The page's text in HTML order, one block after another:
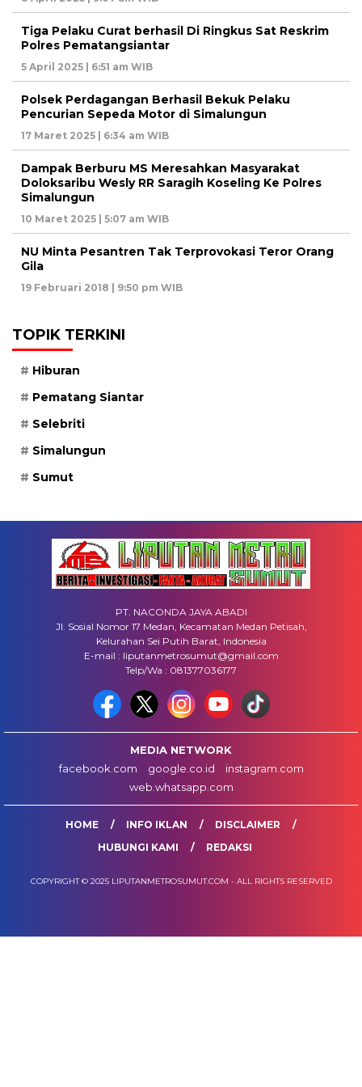
Tiga Pelaku Curat berhasil Di Ringkus Sat Reskrim
Polres Pematangsiantar
5 April 2025 | 6:51 am WIB
Polsek Perdagangan Berhasil Bekuk Pelaku
Pencurian Sepeda Motor di Simalungun
17 Maret 2025 | 6:34 am WIB
Dampak Berburu MS Meresahkan Masyarakat
Doloksaribu Wesly RR Saragih Koseling Ke Polres
Simalungun
10 Maret 2025 | 5:07 am WIB
NU Minta Pesantren Tak Terprovokasi Teror Orang
Gila
19 Februari 2018 | 9:50 pm WIB
TOPIK TERKINI
Hiburan
Pematang Siantar
Selebriti
Simalungun
Sumut
PT. NACONDA JAYA ABADI
Jl. Sosial Nomor 17 Medan, Kecamatan Medan Petisah,
Kelurahan Sei Putih Barat, Indonesia
E-mail : liputanmetrosumut@gmail.com
Telp/Wa : 081377036177
MEDIA NETWORK
facebook.com
google.co.id
instagram.com
web.whatsapp.com
HOME INFO IKLAN
DISCLAIMER
HUBUNGI KAMI
REDAKSI
COPYRIGHT © 2025 LIPUTANMETROSUMUT.COM - ALL RIGHTS RESERVED